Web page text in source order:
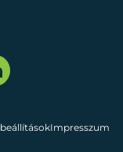
Impresszum